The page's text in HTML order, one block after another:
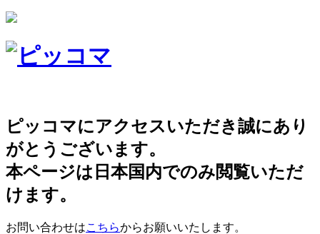
ピッコマにアクセスいただき誠にあり
がとうございます。
本ページは日本国内でのみ閲覧いただ
けます。
お問い合わせはこちらからお願いいたします。